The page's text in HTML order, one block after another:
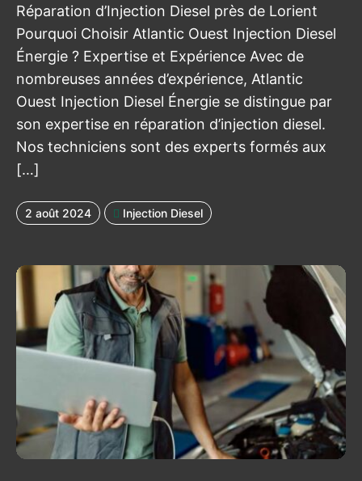
Réparation d’Injection Diesel près de Lorient
Pourquoi Choisir Atlantic Ouest Injection Diesel
Énergie ? Expertise et Expérience Avec de
nombreuses années d’expérience, Atlantic
Ouest Injection Diesel Énergie se distingue par
son expertise en réparation d’injection diesel.
Nos techniciens sont des experts formés aux
[…]
2 août 2024 Injection Diesel